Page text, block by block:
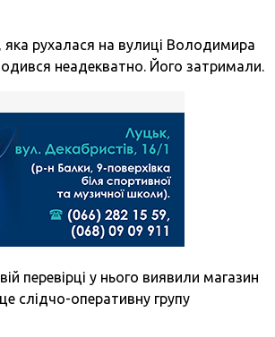
рухалася на вулиці Володимира
неадекватно. Його затримали.
перевірці у нього виявили магазин
слідчо-оперативну групу